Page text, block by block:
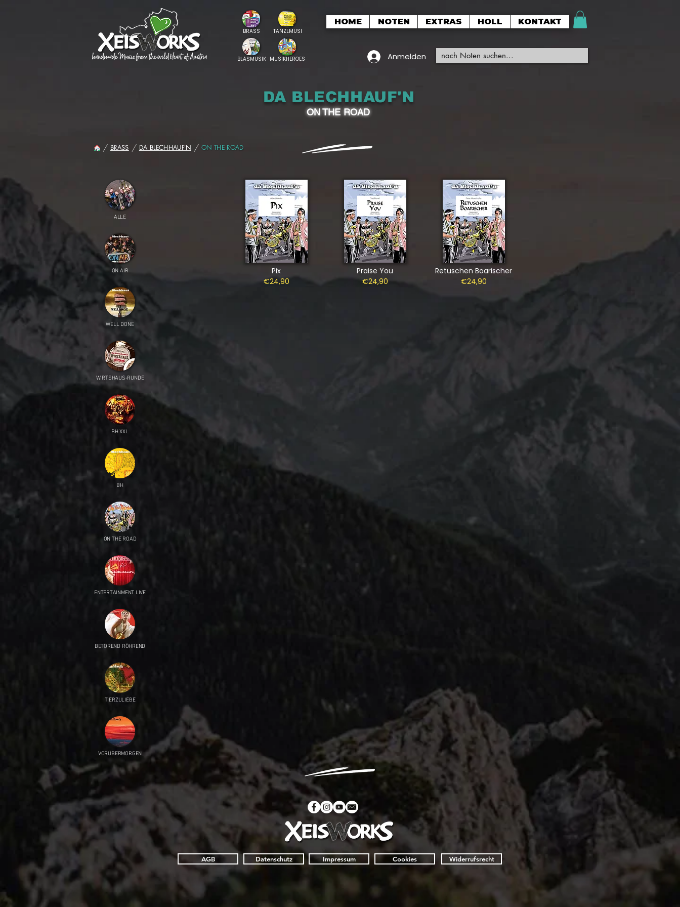
BRASS
BLASMUSIK
TANZLMUSI
MUSIKHEROES
HOME NOTEN EXTRAS HOLL KONTAKT
Anmelden
DA BLECHHAUF'N
ON THE ROAD
/ BRASS / DA BLECHHAUF'N / ON THE ROAD
ALLE
ON AIR
WELL DONE
WIRTSHAUS-RUNDE
BH XXL
BH
ON THE ROAD
ENTERTAINMENT LIVE
BETÖREND RÖHREND
TIERZULIEBE
VORÜBERMORGEN
Pix
€24,90
Praise You
€24,90
Retuschen Boarischer
€24,90
AGB Datenschutz Impressum Cookies Widerrufsrecht